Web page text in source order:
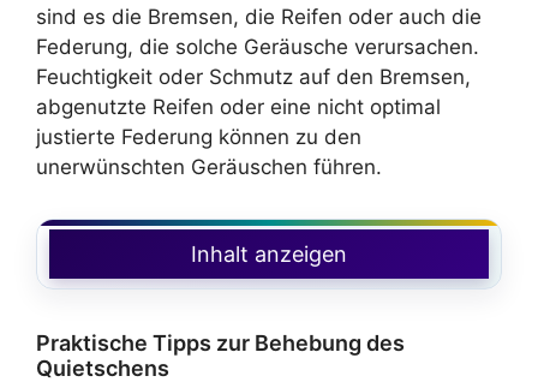
sind es die Bremsen, die Reifen oder auch die
Federung, die solche Geräusche verursachen.
Feuchtigkeit oder Schmutz auf den Bremsen,
abgenutzte Reifen oder eine nicht optimal
justierte Federung können zu den
unerwünschten Geräuschen führen.
Inhalt anzeigen
Praktische Tipps zur Behebung des
Quietschens